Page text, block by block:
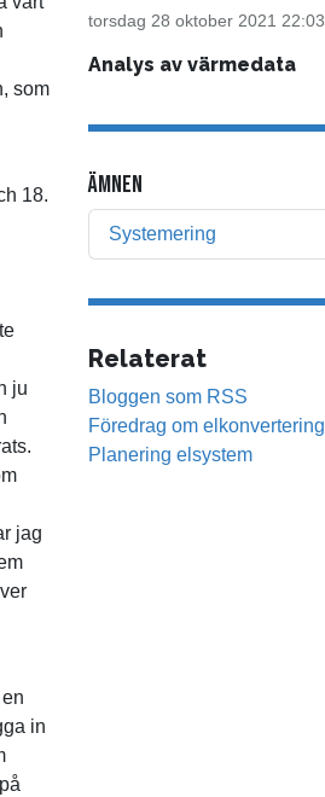
som
18.
ju
jag
in
torsdag 28 oktober 2021 22:03
Analys av värmedata
ÄMNEN
Systemering
Relaterat
Bloggen som RSS
Föredrag om elkonvertering
Planering elsystem